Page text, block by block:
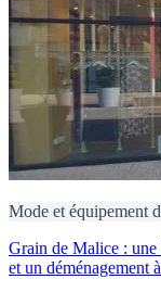
Mode et équipement
Grain de Malice : une
et un déménagement